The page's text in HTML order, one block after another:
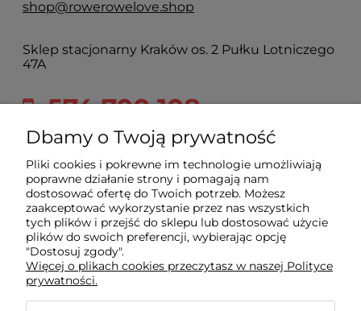
shop@rowerowelove.shop
Sklep stacjonarny Kraków os. 2 Pułku Lotniczego
47A
574 700 108
2pulku@rowerowelove.shop
Sklep
Dla kupującego
Informacje
Dbamy o Twoją prywatność
Pliki cookies i pokrewne im technologie umożliwiają
poprawne działanie strony i pomagają nam
dostosować ofertę do Twoich potrzeb. Możesz
zaakceptować wykorzystanie przez nas wszystkich
tych plików i przejść do sklepu lub dostosować użycie
plików do swoich preferencji, wybierając opcję
"Dostosuj zgody".
Więcej o plikach cookies przeczytasz w naszej Polityce
prywatności.